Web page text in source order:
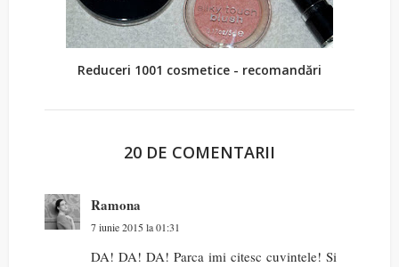
Reduceri 1001 cosmetice - recomandări
20 DE COMENTARII
Ramona
7 iunie 2015 la 01:31
DA! DA! DA! Parca imi citesc cuvintele! Si